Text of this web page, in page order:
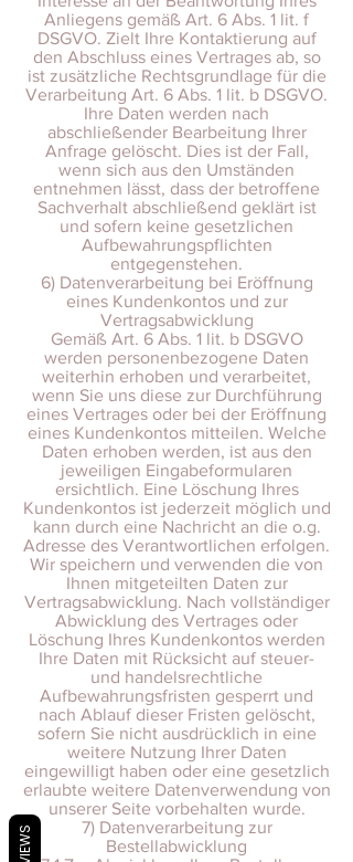
Anliegens gemäß Art. 6 Abs. 1 lit. f
DSGVO. Zielt Ihre Kontaktierung auf
den Abschluss eines Vertrages ab, so
ist zusätzliche Rechtsgrundlage für die
Verarbeitung Art. 6 Abs. 1 lit. b DSGVO.
Ihre Daten werden nach
abschließender Bearbeitung Ihrer
Anfrage gelöscht. Dies ist der Fall,
wenn sich aus den Umständen
entnehmen lässt, dass der betroffene
Sachverhalt abschließend geklärt ist
und sofern keine gesetzlichen
Aufbewahrungspflichten
entgegenstehen.
6) Datenverarbeitung bei Eröffnung
eines Kundenkontos und zur
Vertragsabwicklung
Gemäß Art. 6 Abs. 1 lit. b DSGVO
werden personenbezogene Daten
weiterhin erhoben und verarbeitet,
wenn Sie uns diese zur Durchführung
eines Vertrages oder bei der Eröffnung
eines Kundenkontos mitteilen. Welche
Daten erhoben werden, ist aus den
jeweiligen Eingabeformularen
ersichtlich. Eine Löschung Ihres
Kundenkontos ist jederzeit möglich und
kann durch eine Nachricht an die o.g.
Adresse des Verantwortlichen erfolgen.
Wir speichern und verwenden die von
Ihnen mitgeteilten Daten zur
Vertragsabwicklung. Nach vollständiger
Abwicklung des Vertrages oder
Löschung Ihres Kundenkontos werden
Ihre Daten mit Rücksicht auf steuer-
und handelsrechtliche
Aufbewahrungsfristen gesperrt und
nach Ablauf dieser Fristen gelöscht,
sofern Sie nicht ausdrücklich in eine
weitere Nutzung Ihrer Daten
eingewilligt haben oder eine gesetzlich
erlaubte weitere Datenverwendung von
unserer Seite vorbehalten wurde.
7) Datenverarbeitung zur
Bestellabwicklung